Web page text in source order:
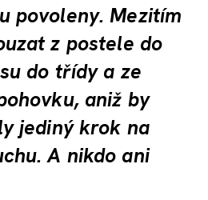
povoleny. Mezitím
z postele do
do třídy a ze
aniž by
jediný krok na
A nikdo ani